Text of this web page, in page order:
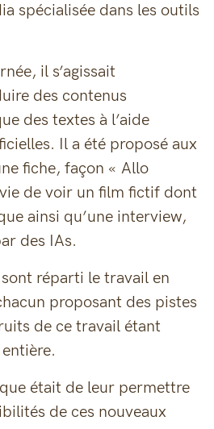
spécialisée dans les outils
il s’agissait
des contenus
des textes à l’aide
Il a été proposé aux
fiche, façon « Allo
de voir un film fictif dont
ainsi qu’une interview,
des IAs.
réparti le travail en
proposant des pistes
de ce travail étant
était de leur permettre
de ces nouveaux